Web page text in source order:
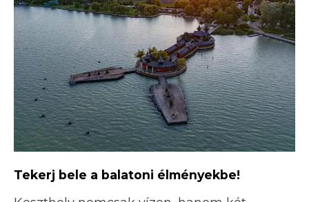
Tekerj bele a balatoni élményekbe!